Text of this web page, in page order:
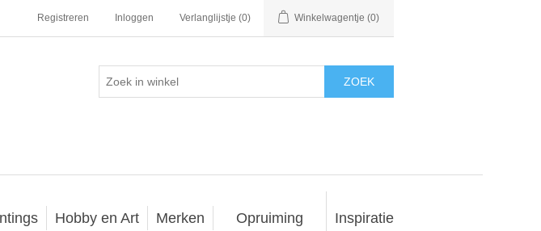
Registreren Inloggen Verlanglijstje (0) Winkelwagentje (0)
ZOEK
Hobby en Art Merken Opruiming Inspiratie